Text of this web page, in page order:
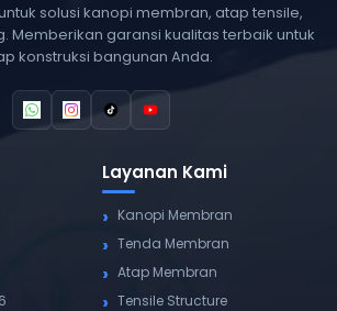
solusi kanopi membran, atap tensile,
Memberikan garansi kualitas terbaik untuk
konstruksi bangunan Anda.
Layanan Kami
Kanopi Membran
Tenda Membran
Atap Membran
Tensile Structure